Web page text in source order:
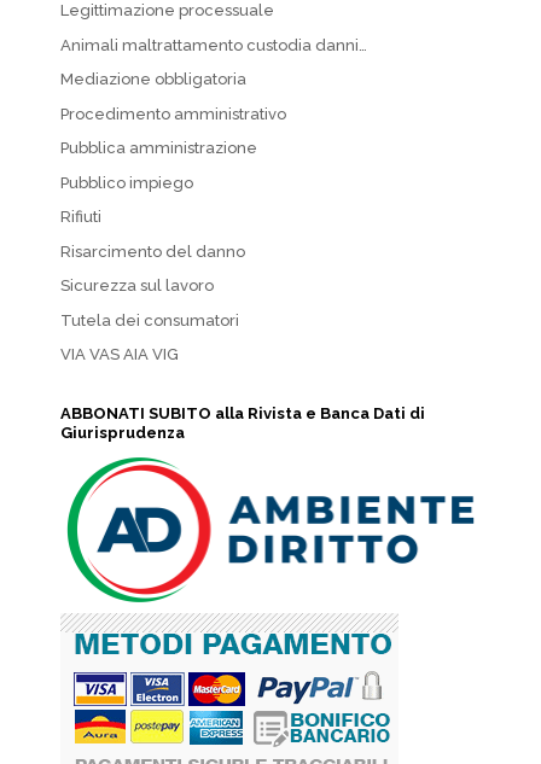
Legittimazione processuale
Animali maltrattamento custodia danni…
Mediazione obbligatoria
Procedimento amministrativo
Pubblica amministrazione
Pubblico impiego
Rifiuti
Risarcimento del danno
Sicurezza sul lavoro
Tutela dei consumatori
VIA VAS AIA VIG
ABBONATI SUBITO alla Rivista e Banca Dati di
Giurisprudenza